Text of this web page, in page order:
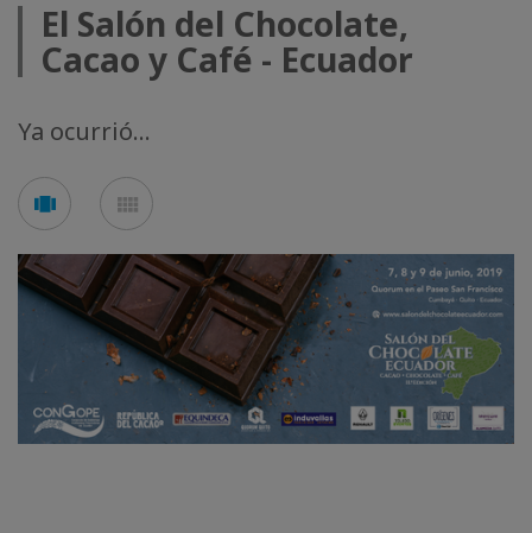
El Salón del Chocolate,
Cacao y Café - Ecuador
Ya ocurrió...
carousel mosaic